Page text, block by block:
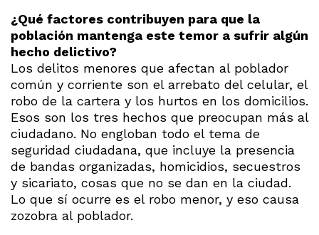
¿Qué factores contribuyen para que la
población mantenga este temor a sufrir algún
hecho delictivo?
Los delitos menores que afectan al poblador
común y corriente son el arrebato del celular, el
robo de la cartera y los hurtos en los domicilios.
Esos son los tres hechos que preocupan más al
ciudadano. No engloban todo el tema de
seguridad ciudadana, que incluye la presencia
de bandas organizadas, homicidios, secuestros
y sicariato, cosas que no se dan en la ciudad.
Lo que sí ocurre es el robo menor, y eso causa
zozobra al poblador.